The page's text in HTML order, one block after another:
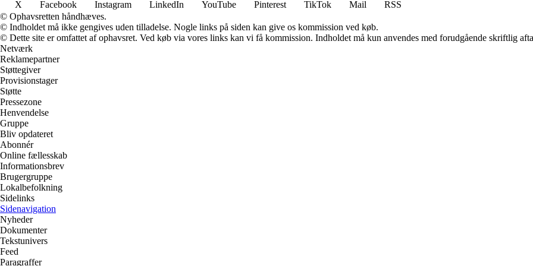
X Facebook Instagram LinkedIn YouTube Pinterest TikTok Mail
RSS
© Ophavsretten håndhæves.
© Indholdet må ikke gengives uden tilladelse. Nogle links på siden kan give os kommission ved køb.
© Dette site er omfattet af ophavsret. Ved køb via vores links kan vi få kommission. Indholdet må kun anvendes med forudgående skriftlig
Netværk
Reklamepartner
Støttegiver
Provisionstager
Støtte
Pressezone
Henvendelse
Gruppe
Bliv opdateret
Abonnér
Online fællesskab
Informationsbrev
Brugergruppe
Lokalbefolkning
Sidelinks
Sidenavigation
Nyheder
Dokumenter
Tekstunivers
Feed
Paragraffer